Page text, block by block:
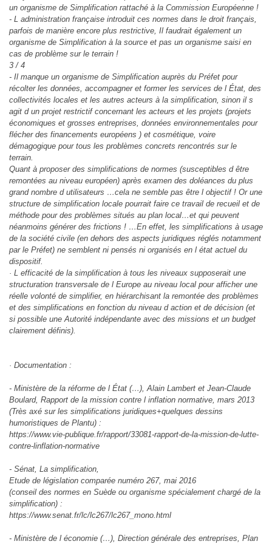
un organisme de Simplification rattaché à la Commission Européenne !
- L administration française introduit ces normes dans le droit français,
parfois de manière encore plus restrictive, Il faudrait également un
organisme de Simplification à la source et pas un organisme saisi en
cas de problème sur le terrain !
3 / 4
- Il manque un organisme de Simplification auprès du Préfet pour
récolter les données, accompagner et former les services de l État, des
collectivités locales et les autres acteurs à la simplification, sinon il s
agit d un projet restrictif concernant les acteurs et les projets (projets
économiques et grosses entreprises, données environnementales pour
flécher des financements européens ) et cosmétique, voire
démagogique pour tous les problèmes concrets rencontrés sur le
terrain.
Quant à proposer des simplifications de normes (susceptibles d être
remontées au niveau européen) après examen des doléances du plus
grand nombre d utilisateurs …cela ne semble pas être l objectif ! Or une
structure de simplification locale pourrait faire ce travail de recueil et de
méthode pour des problèmes situés au plan local…et qui peuvent
néanmoins générer des frictions ! …En effet, les simplifications à usage
de la société civile (en dehors des aspects juridiques réglés notamment
par le Préfet) ne semblent ni pensés ni organisés en l état actuel du
dispositif.
· L efficacité de la simplification à tous les niveaux supposerait une
structuration transversale de l Europe au niveau local pour afficher une
réelle volonté de simplifier, en hiérarchisant la remontée des problèmes
et des simplifications en fonction du niveau d action et de décision (et
si possible une Autorité indépendante avec des missions et un budget
clairement définis).
· Documentation :
- Ministère de la réforme de l État (…), Alain Lambert et Jean-Claude
Boulard, Rapport de la mission contre l inflation normative, mars 2013
(Très axé sur les simplifications juridiques+quelques dessins
humoristiques de Plantu) :
https://www.vie-publique.fr/rapport/33081-rapport-de-la-mission-de-lutte-
contre-linflation-normative
- Sénat, La simplification,
Etude de législation comparée numéro 267, mai 2016
(conseil des normes en Suède ou organisme spécialement chargé de la
simplification) :
https://www.senat.fr/lc/lc267/lc267_mono.html
- Ministère de l économie (…), Direction générale des entreprises, Plan